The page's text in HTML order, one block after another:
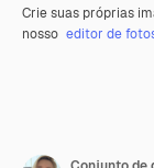
Crie suas próprias
nosso editor de